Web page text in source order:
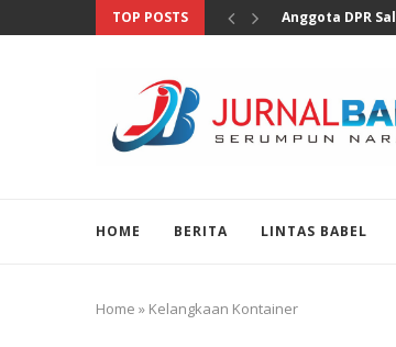
TOP POSTS Nakes Diduga
HOME BERITA LINTAS BABEL
Home » Kelangkaan Kontainer